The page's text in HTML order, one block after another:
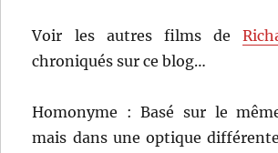
Voir les autres films de
chroniqués sur ce blog…
Homonyme : Basé sur le
mais dans une optique